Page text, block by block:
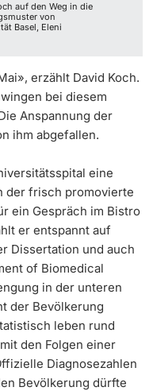
auf den Weg in die
von
Basel, Eleni
erzählt David Koch.
bei diesem
Anspannung der
ihm abgefallen.
eine
der frisch promovierte
ein Gespräch im Bistro
er entspannt auf
Dissertation und auch
of Biomedical
in der unteren
der Bevölkerung
leben rund
den Folgen einer
Diagnosezahlen
Bevölkerung dürfte